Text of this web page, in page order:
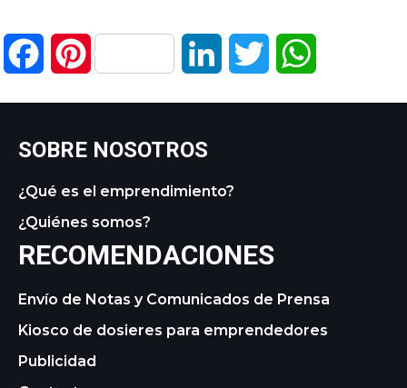
FacebookPinterest LinkedIn Twitter
SOBRE NOSOTROS
¿Qué es el emprendimiento?
¿Quiénes somos?
RECOMENDACIONES
Envío de Notas y Comunicados de Prensa
Kiosco de dosieres para emprendedores
Publicidad